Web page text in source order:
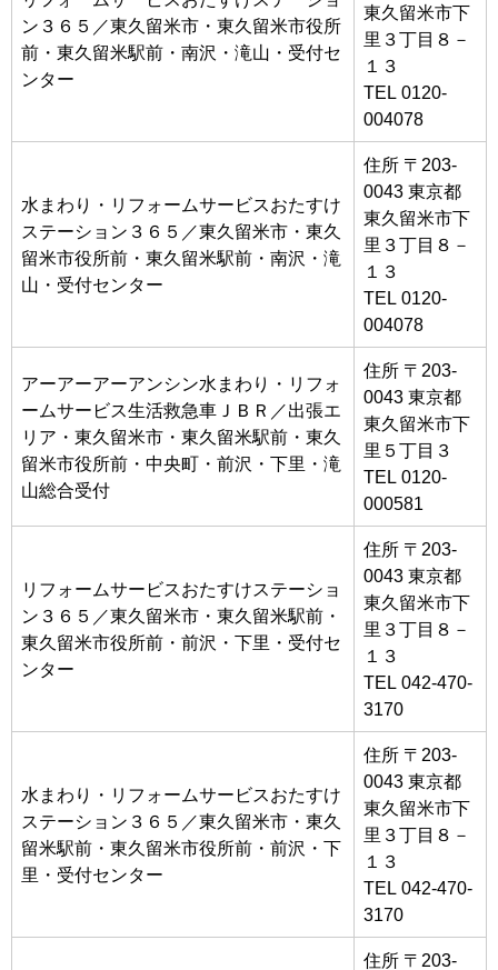
ン３６５／東久留米市・東久留米市役所
前・東久留米駅前・南沢・滝山・受付セ
ンター
東久留米市下
里３丁目８－
１３
TEL 0120-
004078
水まわり・リフォームサービスおたすけ
ステーション３６５／東久留米市・東久
留米市役所前・東久留米駅前・南沢・滝
山・受付センター
住所 〒203-
0043 東京都
東久留米市下
里３丁目８－
１３
TEL 0120-
004078
アーアーアーアンシン水まわり・リフォ
ームサービス生活救急車ＪＢＲ／出張エ
リア・東久留米市・東久留米駅前・東久
留米市役所前・中央町・前沢・下里・滝
山総合受付
住所 〒203-
0043 東京都
東久留米市下
里５丁目３
TEL 0120-
000581
リフォームサービスおたすけステーショ
ン３６５／東久留米市・東久留米駅前・
東久留米市役所前・前沢・下里・受付セ
ンター
住所 〒203-
0043 東京都
東久留米市下
里３丁目８－
１３
TEL 042-470-
3170
水まわり・リフォームサービスおたすけ
ステーション３６５／東久留米市・東久
留米駅前・東久留米市役所前・前沢・下
里・受付センター
住所 〒203-
0043 東京都
東久留米市下
里３丁目８－
１３
TEL 042-470-
3170
住所 〒203-